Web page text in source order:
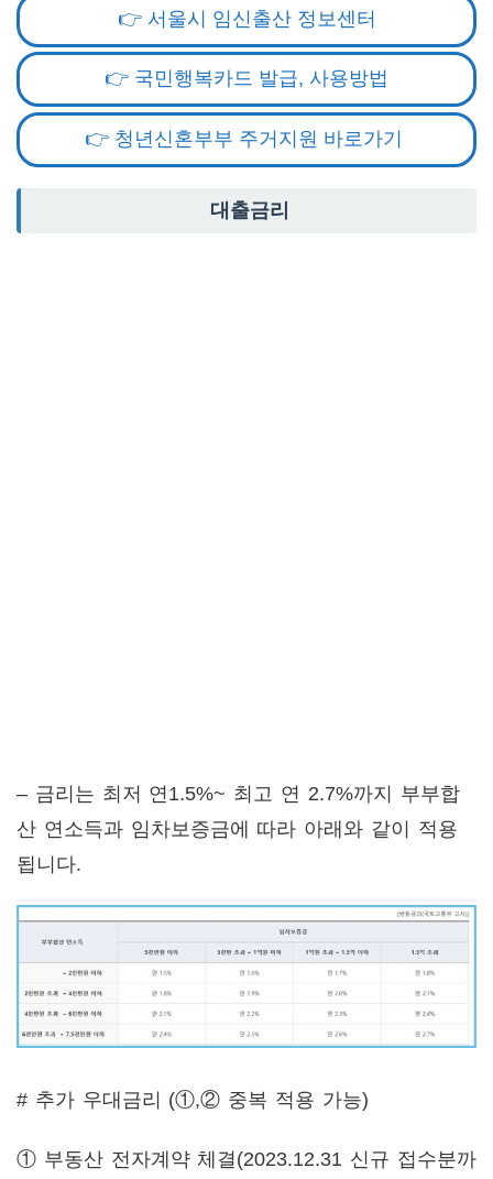
👉 서울시 임신출산 정보센터
👉 국민행복카드 발급, 사용방법
👉 청년신혼부부 주거지원 바로가기
대출금리
– 금리는 최저 연1.5%~ 최고 연 2.7%까지 부부합
산 연소득과 임차보증금에 따라 아래와 같이 적용
됩니다.
# 추가 우대금리 (①,② 중복 적용 가능)
① 부동산 전자계약 체결(2023.12.31 신규 접수분까